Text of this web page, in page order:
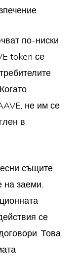
по-ниски
token се
не им се
в
същите
на заеми,
се
Това